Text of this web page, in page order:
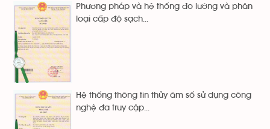
Phương pháp và hệ thống đo lường và phân
loại cấp độ sạch...
Hệ thống thông tin thủy âm số sử dụng công
nghệ đa truy cập...